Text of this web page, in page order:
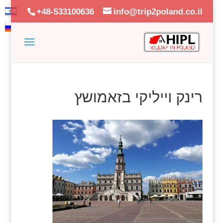
+48-533100636 info@trip2poland.co.il
רינק וייליקי בזאמושץ